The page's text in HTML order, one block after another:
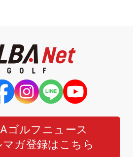
ゴルフニュース
マガ登録はこちら